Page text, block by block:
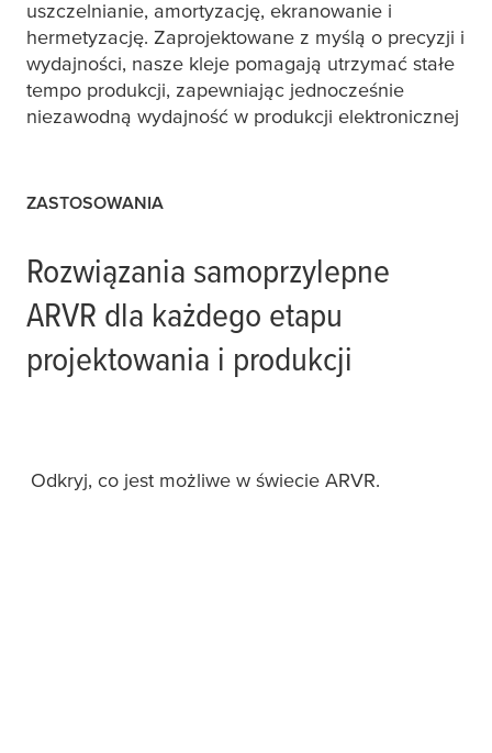
uszczelnianie, amortyzację, ekranowanie i
hermetyzację. Zaprojektowane z myślą o precyzji i
wydajności, nasze kleje pomagają utrzymać stałe
tempo produkcji, zapewniając jednocześnie
niezawodną wydajność w produkcji elektronicznej
ZASTOSOWANIA
Rozwiązania samoprzylepne
ARVR dla każdego etapu
projektowania i produkcji
Odkryj, co jest możliwe w świecie ARVR.